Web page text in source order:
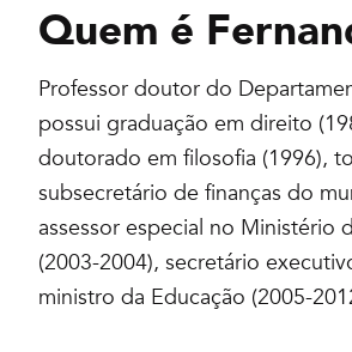
Quem é
Professor doutor do
possui graduação em direito
doutorado em filosofia (1996),
subsecretário de finanças do
assessor especial no Ministério
(2003-2004), secretário
ministro da Educação (2005-